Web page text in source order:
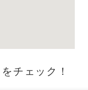
チェック！